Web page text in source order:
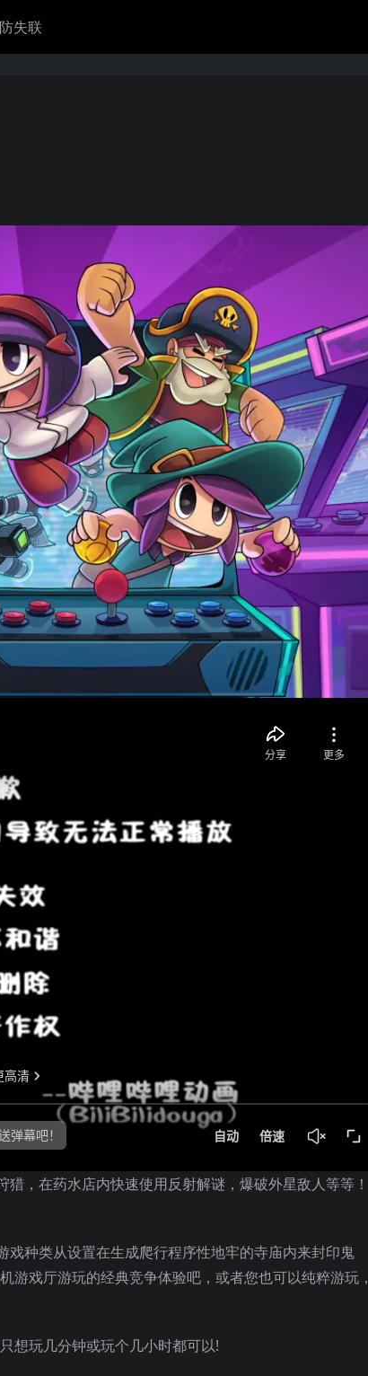
防失联
，在药水店内快速使用反射解谜，爆破外星敌人等等！
戏种类从设置在生成爬行程序性地牢的寺庙内来封印鬼
戏厅游玩的经典竞争体验吧，或者您也可以纯粹游玩，
想玩几分钟或玩个几小时都可以!